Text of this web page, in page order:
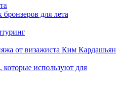
для лета
от визажиста Ким Кардашьян
используют для